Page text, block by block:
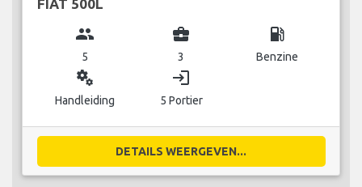
FIAT 500L
group
5
business_center
3
local_gas_station
Benzine
miscellaneous_services
Handleiding
login
5 Portier
DETAILS WEERGEVEN...